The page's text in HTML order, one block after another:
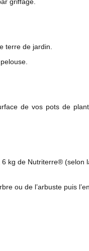
terre de jardin.
de vos pots de
kg de Nutriterre® (selon
ou de l’arbuste puis